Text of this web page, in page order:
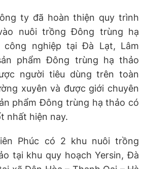
ty đã hoàn thiện quy trình
nuôi trồng Đông trùng hạ
nghiệp tại Đà Lạt, Lâm
phẩm Đông trùng hạ thảo
người tiêu dùng trên toàn
xuyên và được giới chuyên
phẩm Đông trùng hạ thảo có
nhất hiện nay.
Phúc có 2 khu nuôi trồng
tại khu quy hoạch Yersin, Đà